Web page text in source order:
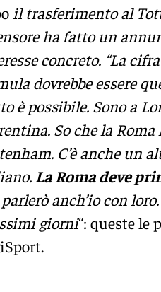
il trasferimento al
ha fatto un
concreto. “La
dovrebbe essere
è possibile. Sono a
So che la
C’è anche un
La Roma deve
anch’io con
giorni“: queste le